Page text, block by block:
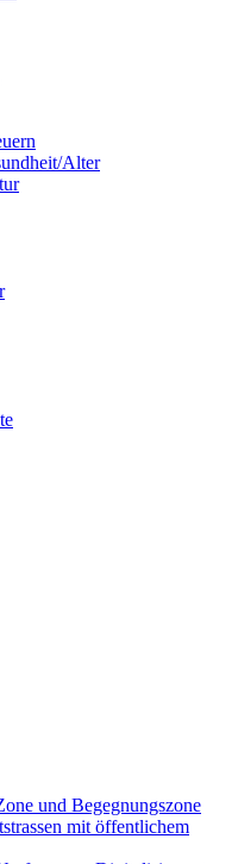
Alter
und Begegnungszone
mit öffentlichem